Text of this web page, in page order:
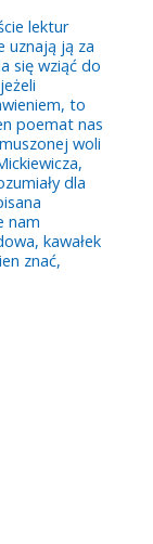
lektur
uznają ją za
się wziąć do
to
poemat nas
woli
dla
nam
kawałek
znać,